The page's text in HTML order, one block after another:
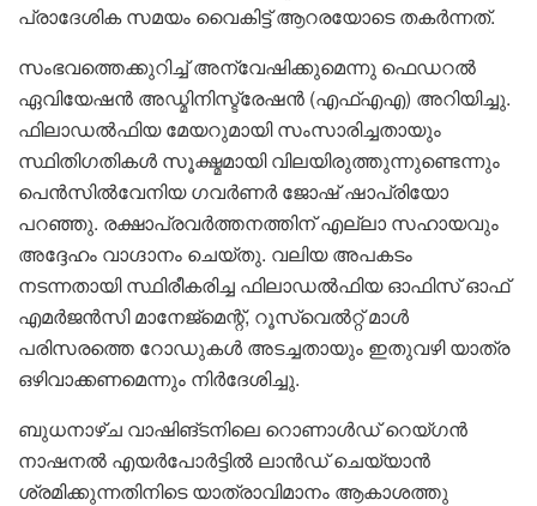
പ്രാദേശിക സമയം വൈകിട്ട് ആറരയോടെ തകർന്നത്.
സംഭവത്തെക്കുറിച്ച് അന്വേഷിക്കുമെന്നു ഫെഡറൽ
ഏവിയേഷൻ അഡ്മിനിസ്ട്രേഷൻ (എഫ്എഎ) അറിയിച്ചു.
ഫിലാഡൽഫിയ മേയറുമായി സംസാരിച്ചതായും
സ്ഥിതിഗതികൾ സൂക്ഷ്മമായി വിലയിരുത്തുന്നുണ്ടെന്നും
പെൻസിൽവേനിയ ഗവർണർ ജോഷ് ഷാപ്രിയോ
പറഞ്ഞു. രക്ഷാപ്രവർത്തനത്തിന് എല്ലാ സഹായവും
അദ്ദേഹം വാഗ്ദാനം ചെയ്തു. വലിയ അപകടം
നടന്നതായി സ്ഥിരീകരിച്ച ഫിലാഡൽഫിയ ഓഫിസ് ഓഫ്
എമർജൻസി മാനേജ്‌മെന്റ്, റൂസ്‌വെൽറ്റ് മാൾ
പരിസരത്തെ റോഡുകൾ അടച്ചതായും ഇതുവഴി യാത്ര
ഒഴിവാക്കണമെന്നും നിർദേശിച്ചു.
ബുധനാഴ്ച വാഷിങ്ടനിലെ റൊണാൾഡ് റെയ്ഗൻ
നാഷനൽ എയർപോർട്ടിൽ ലാൻഡ് ചെയ്യാൻ
ശ്രമിക്കുന്നതിനിടെ യാത്രാവിമാനം ആകാശത്തു